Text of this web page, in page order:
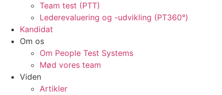
Team test (PTT)
Lederevaluering og -udvikling (PT360°)
Kandidat
Om os
Om People Test Systems
Mød vores team
Viden
Artikler